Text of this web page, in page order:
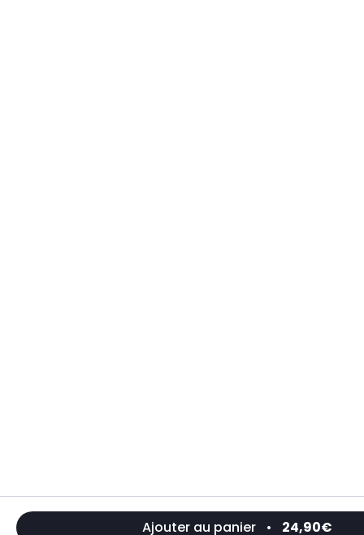
Ajouter au panier • 24,90€